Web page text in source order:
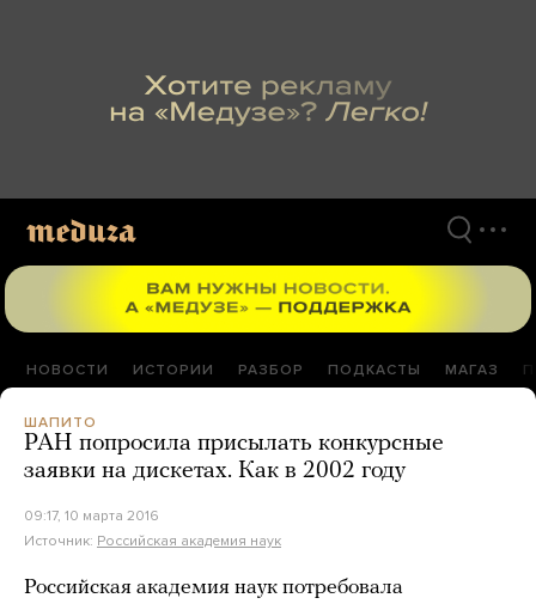
НОВОСТИ ИСТОРИИ РАЗБОР ПОДКАСТЫ МАГАЗ
ШАПИТО
РАН попросила присылать конкурсные
заявки на дискетах. Как в 2002 году
09:17, 10 марта 2016
Источник: Российская академия наук
Российская академия наук потребовала